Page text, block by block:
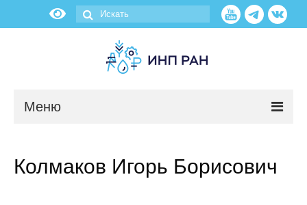
Меню
Колмаков Игорь Борисович